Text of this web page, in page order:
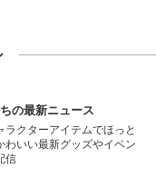
の最新ニュース
ラクターアイテムでほっと
わいい最新グッズやイベン
信